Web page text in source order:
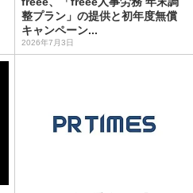
整プラン」の提供と初年度無償
キャンペーン...
2026年7月3日